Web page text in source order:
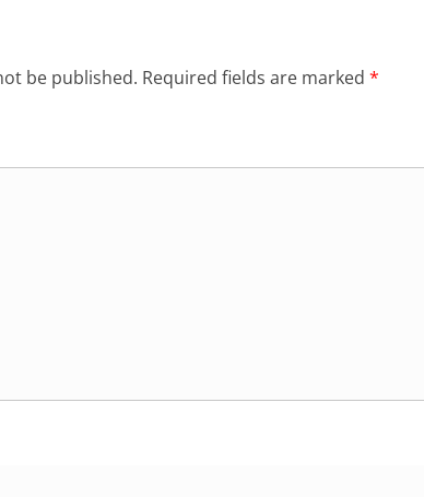
be published. Required fields are marked *